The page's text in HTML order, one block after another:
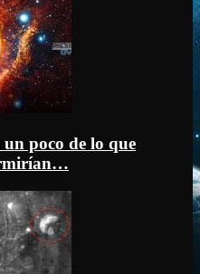
un poco de lo que